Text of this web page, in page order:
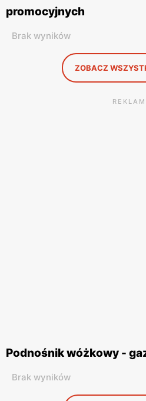
promocyjnych
Brak wyników
ZOBACZ
Podnośnik wóżkowy -
Brak wyników